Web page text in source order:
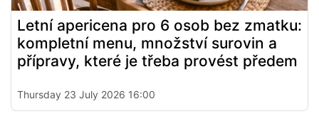
Letní apericena pro 6 osob bez zmatku:
kompletní menu, množství surovin a
přípravy, které je třeba provést předem
Thursday 23 July 2026 16:00